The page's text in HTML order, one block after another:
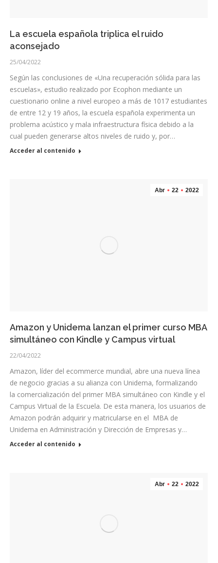
La escuela española triplica el ruido
aconsejado
25/04/2022
Según las conclusiones de «Una recuperación sólida para las
escuelas», estudio realizado por Ecophon mediante un
cuestionario online a nivel europeo a más de 1017 estudiantes
de entre 12 y 19 años, la escuela española experimenta un
problema acústico y mala infraestructura física debido a la
cual pueden generarse altos niveles de ruido y, por…
Acceder al contenido
Abr 22 2022
Amazon y Unidema lanzan el primer curso MBA
simultáneo con Kindle y Campus virtual
22/04/2022
Amazon, líder del ecommerce mundial, abre una nueva línea
de negocio gracias a su alianza con Unidema, formalizando
la comercialización del primer MBA simultáneo con Kindle y el
Campus Virtual de la Escuela. De esta manera, los usuarios de
Amazon podrán adquirir y matricularse en el MBA de
Unidema en Administración y Dirección de Empresas y…
Acceder al contenido
Abr 22 2022